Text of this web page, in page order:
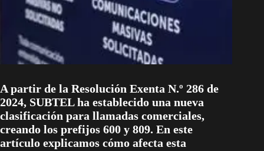
A partir de la Resolución Exenta N.º 286 de
2024, SUBTEL ha establecido una nueva
clasificación para llamadas comerciales,
creando los prefijos 600 y 809. En este
artículo explicamos cómo afecta esta